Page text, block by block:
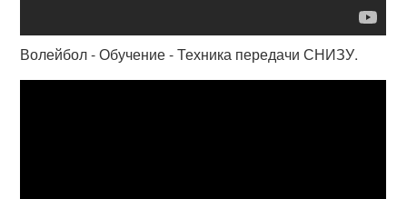
Волейбол - Обучение - Техника передачи СНИЗУ.